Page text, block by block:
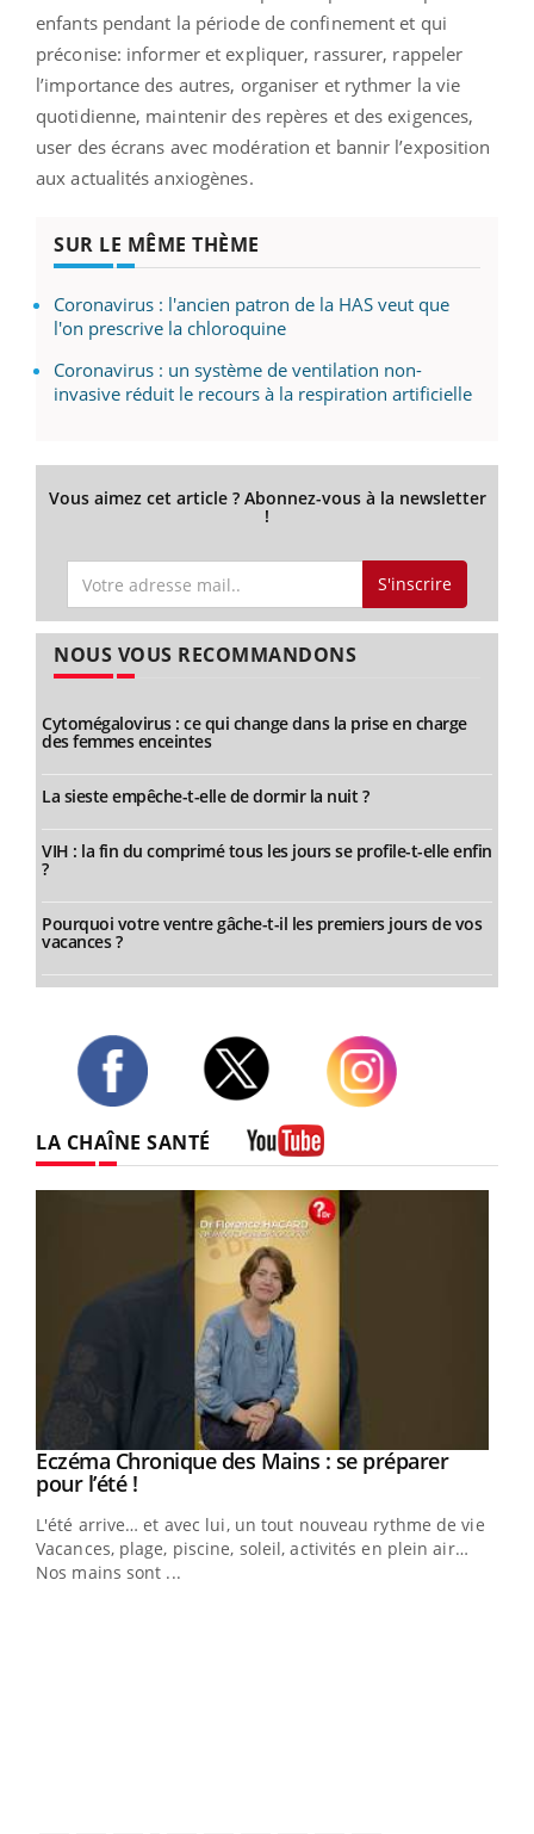
enfants pendant la période de confinement et qui
préconise: informer et expliquer, rassurer, rappeler
l’importance des autres, organiser et rythmer la vie
quotidienne, maintenir des repères et des exigences,
user des écrans avec modération et bannir l’exposition
aux actualités anxiogènes.
SUR LE MÊME THÈME
Coronavirus : l'ancien patron de la HAS veut que
l'on prescrive la chloroquine
Coronavirus : un système de ventilation non-
invasive réduit le recours à la respiration artificielle
Vous aimez cet article ? Abonnez-vous à la newsletter
!
S'inscrire
NOUS VOUS RECOMMANDONS
Cytomégalovirus : ce qui change dans la prise en charge
des femmes enceintes
La sieste empêche-t-elle de dormir la nuit ?
VIH : la fin du comprimé tous les jours se profile-t-elle enfin
?
Pourquoi votre ventre gâche-t-il les premiers jours de vos
vacances ?
LA CHAÎNE SANTÉ
Youtube
Eczéma Chronique des Mains : se préparer
pour l’été !Youtube
L'été arrive… et avec lui, un tout nouveau rythme de vie !
Vacances, plage, piscine, soleil, activités en plein air…
Nos mains sont ...